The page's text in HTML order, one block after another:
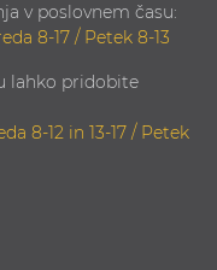
v poslovnem času:
8-17 / Petek 8-13
lahko pridobite
8-12 in 13-17 / Petek